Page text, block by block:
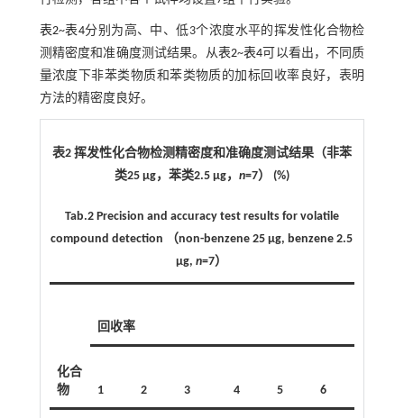
表2~表4分别为高、中、低3个浓度水平的挥发性化合物检
测精密度和准确度测试结果。从表2~表4可以看出，不同质
量浓度下非苯类物质和苯类物质的加标回收率良好，表明
方法的精密度良好。
表2 挥发性化合物检测精密度和准确度测试结果（非苯
类25 μg，苯类2.5 μg， n=7） (%)
Tab.2 Precision and accuracy test results for volatile
compound detection （non-benzene 25 μg, benzene 2.5
μg,n=7）
化合
物
回收率
1 2 3 4 5 6